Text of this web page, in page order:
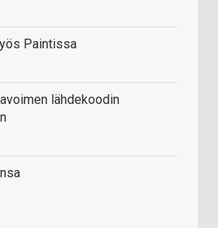
Paintissa
lähdekoodin